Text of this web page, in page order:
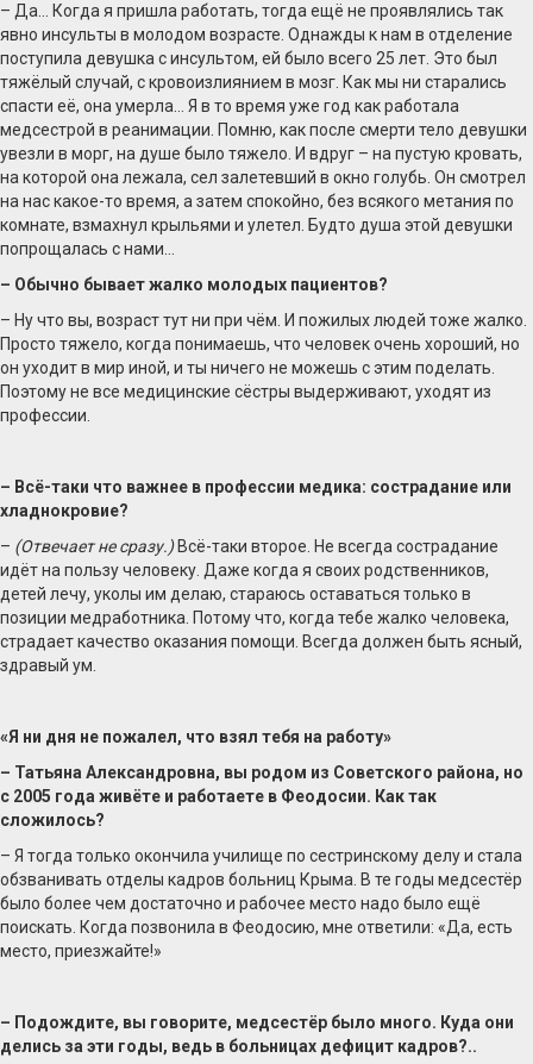
– Да… Когда я пришла работать, тогда ещё не проявлялись так
явно инсульты в молодом возрасте. Однажды к нам в отделение
поступила девушка с инсультом, ей было всего 25 лет. Это был
тяжёлый случай, с кровоизлиянием в мозг. Как мы ни старались
спасти её, она умерла… Я в то время уже год как работала
медсестрой в реанимации. Помню, как после смерти тело девушки
увезли в морг, на душе было тяжело. И вдруг – на пустую кровать,
на которой она лежала, сел залетевший в окно голубь. Он смотрел
на нас какое-то время, а затем спокойно, без всякого метания по
комнате, взмахнул крыльями и улетел. Будто душа этой девушки
попрощалась с нами…
– Обычно бывает жалко молодых пациентов?
– Ну что вы, возраст тут ни при чём. И пожилых людей тоже жалко.
Просто тяжело, когда понимаешь, что человек очень хороший, но
он уходит в мир иной, и ты ничего не можешь с этим поделать.
Поэтому не все медицинские сёстры выдерживают, уходят из
профессии.
– Всё-таки что важнее в профессии медика: сострадание или
хладнокровие?
– (Отвечает не сразу.)Всё-таки второе. Не всегда сострадание
идёт на пользу человеку. Даже когда я своих родственников,
детей лечу, уколы им делаю, стараюсь оставаться только в
позиции медработника. Потому что, когда тебе жалко человека,
страдает качество оказания помощи. Всегда должен быть ясный,
здравый ум.
«Я ни дня не пожалел, что взял тебя на работу»
– Татьяна Александровна, вы родом из Советского района, но
с 2005 года живёте и работаете в Феодосии. Как так
сложилось?
– Я тогда только окончила училище по сестринскому делу и стала
обзванивать отделы кадров больниц Крыма. В те годы медсестёр
было более чем достаточно и рабочее место надо было ещё
поискать. Когда позвонила в Феодосию, мне ответили: «Да, есть
место, приезжайте!»
– Подождите, вы говорите, медсестёр было много. Куда они
делись за эти годы, ведь в больницах дефицит кадров?..